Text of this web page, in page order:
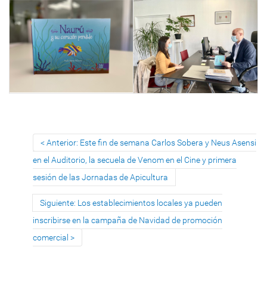
Anterior: Este fin de semana Carlos Sobera y Neus Asensi
en el Auditorio, la secuela de Venom en el Cine y primera
sesión de las Jornadas de Apicultura
Siguiente: Los establecimientos locales ya pueden
inscribirse en la campaña de Navidad de promoción
comercial